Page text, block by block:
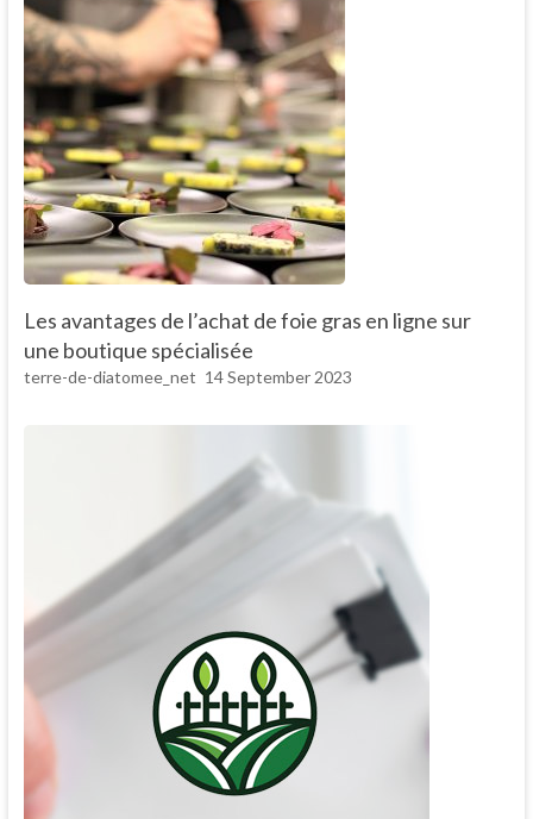
Les avantages de l’achat de foie gras en ligne sur
une boutique spécialisée
terre-de-diatomee_net 14 September 2023